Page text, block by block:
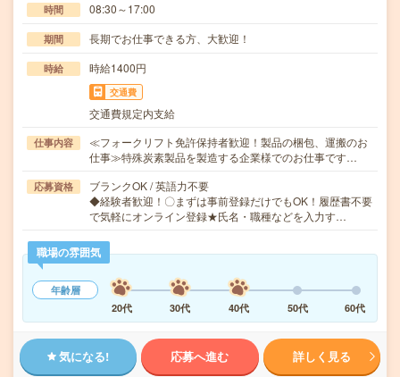
時間 08:30～17:00
期間 長期でお仕事できる方、大歓迎！
時給 時給1400円
交通費
交通費規定内支給
仕事内容
≪フォークリフト免許保持者歓迎！製品の梱包、運搬のお
仕事≫特殊炭素製品を製造する企業様でのお仕事です…
応募資格
ブランクOK / 英語力不要
◆経験者歓迎！〇まずは事前登録だけでもOK！履歴書不要
で気軽にオンライン登録★氏名・職種などを入力す…
職場の雰囲気
年齢層
20代
30代 40代 50代 60代
気になる! 応募へ進む 詳しく見る